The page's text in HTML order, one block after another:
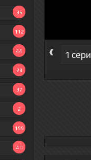
35
112
44
28
37
2
199
40
‹ 1